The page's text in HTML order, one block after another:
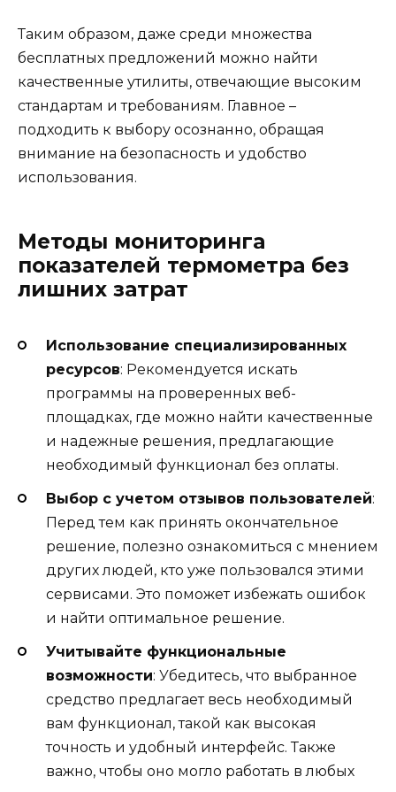
Таким образом, даже среди множества
бесплатных предложений можно найти
качественные утилиты, отвечающие высоким
стандартам и требованиям. Главное –
подходить к выбору осознанно, обращая
внимание на безопасность и удобство
использования.
Методы мониторинга
показателей термометра без
лишних затрат
Использование специализированных
ресурсов: Рекомендуется искать
программы на проверенных веб-
площадках, где можно найти качественные
и надежные решения, предлагающие
необходимый функционал без оплаты.
Выбор с учетом отзывов пользователей:
Перед тем как принять окончательное
решение, полезно ознакомиться с мнением
других людей, кто уже пользовался этими
сервисами. Это поможет избежать ошибок
и найти оптимальное решение.
Учитывайте функциональные
возможности: Убедитесь, что выбранное
средство предлагает весь необходимый
вам функционал, такой как высокая
точность и удобный интерфейс. Также
важно, чтобы оно могло работать в любых